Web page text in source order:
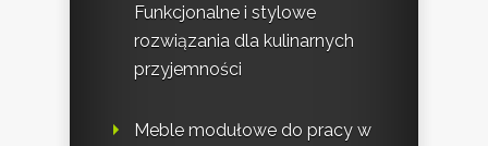
Funkcjonalne i stylowe
rozwiązania dla kulinarnych
przyjemności
Meble modułowe do pracy w